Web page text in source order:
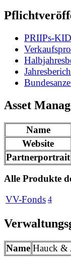
PRIIPs-KID
Asset
Name
Website
Partnerportrait
Alle Produkte
VV-Fonds 4
Name Hauck &